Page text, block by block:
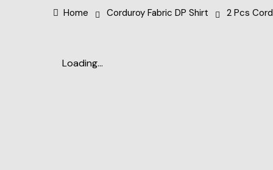
Home Corduroy Fabric DP Shirt 2 Pcs
Loading...